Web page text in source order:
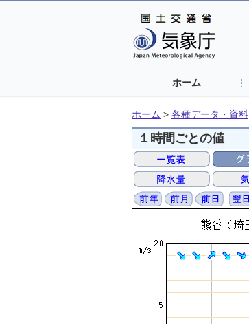
ホーム
ホーム > 各種データ・資料
１時間ごとの値